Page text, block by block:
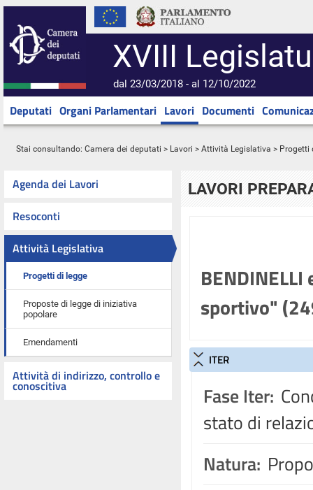
XVIII
dal 23/03/2018 - al 12/10/2022
Deputati Organi Parlamentari Lavori Documenti
Stai consultando: Camera dei deputati > Lavori > Attività Legislativa > Progetti
Agenda dei Lavori
Resoconti
Attività Legislativa
Progetti di legge
Proposte di legge di iniziativa
popolare
Emendamenti
Attività di indirizzo, controllo e
conoscitiva
LAVORI
sportivo"
ITER
Fase Iter:
stato di
Natura: